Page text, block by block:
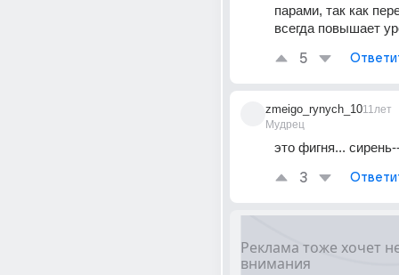
парами, так как
всегда повышает
5
zmeigo_rynych_10
Мудрец
11лет
это фигня...
3